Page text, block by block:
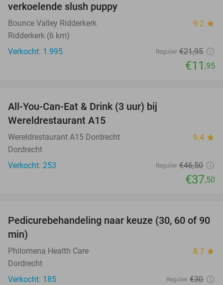
verkoelende slush puppy
Bounce Valley Ridderkerk 9.2 star
Ridderkerk (6 km)
Verkocht: 1.995
Regulier €21,95
€11 ,95
All-You-Can-Eat & Drink (3 uur) bij
Wereldrestaurant A15
Wereldrestaurant A15 Dordrecht 9.4 star
Dordrecht
Verkocht: 253
Regulier €46,50
€37,50
53%
Pedicurebehandeling naar keuze (30, 60 of 90
min)
Philomena Health Care 8.7 star
Dordrecht
Verkocht: 185
Regulier €30